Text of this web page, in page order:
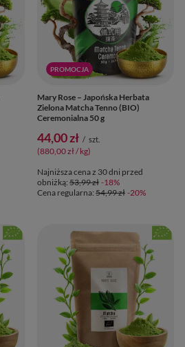
PROMOCJA
Mary Rose – Japońska Herbata
Zielona Matcha Tenno (BIO)
Ceremonialna 50 g
44,00 zł / szt.
(880,00 zł / kg)
Najniższa cena z 30 dni przed
obniżką: 53,99 zł -18%
Cena regularna: 54,99 zł -20%